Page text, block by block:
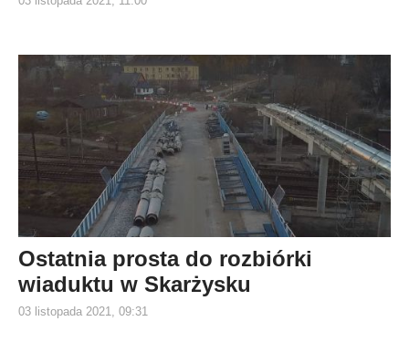
Ostatnia prosta do rozbiórki
wiaduktu w Skarżysku
03 listopada 2021, 09:31